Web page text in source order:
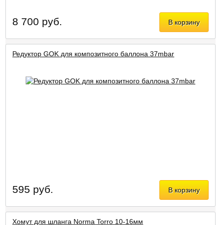
В корзину
8 700 руб.
Редуктор GOK для композитного баллона 37mbar
В корзину
595 руб.
Хомут для шланга Norma Torro 10-16мм